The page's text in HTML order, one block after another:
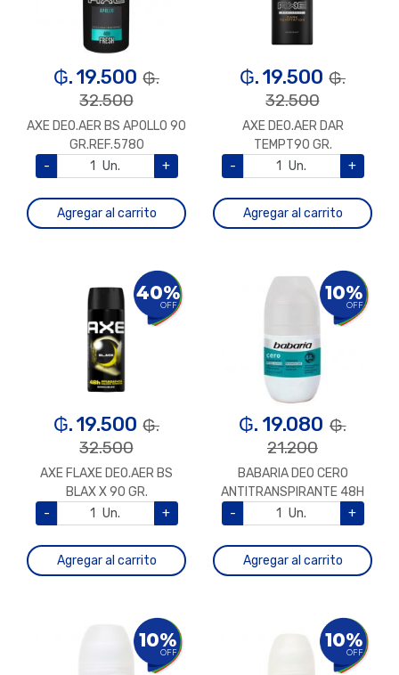
₲. 19.500 ₲.
32.500
AXE DEO.AER BS APOLLO 90
GR.REF.5780
-
Un. +
Agregar al carrito
₲. 19.500 ₲.
32.500
AXE DEO.AER DAR
TEMPT90 GR.
-
Un. +
Agregar al carrito
40%
OFF
₲. 19.500 ₲.
32.500
AXE FLAXE DEO.AER BS
BLAX X 90 GR.
-
Un. +
Agregar al carrito
10%
OFF
₲. 19.080 ₲.
21.200
BABARIA DEO CERO
ANTITRANSPIRANTE 48H
50 ML
- Un. +
Agregar al carrito
10%
OFF
10%
OFF